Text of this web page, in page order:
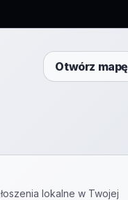
Otwórz mapę
lokalne w Twojej